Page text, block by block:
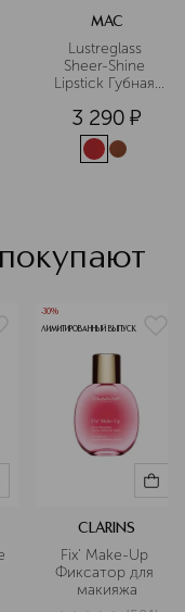
MAC
Lustreglass
Sheer-Shine
Lipstick Губная
3 290 ¤
-30%
ЛИМИТИРОВАННЫЙ ВЫПУСК
CLARINS
Fix' Make-Up
Фиксатор для
макияжа